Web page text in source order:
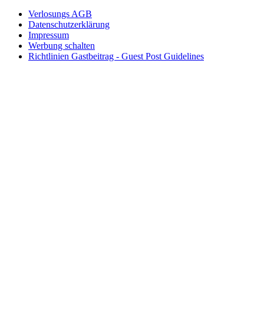
Verlosungs AGB
Datenschutzerklärung
Impressum
Werbung schalten
Richtlinien Gastbeitrag - Guest Post Guidelines